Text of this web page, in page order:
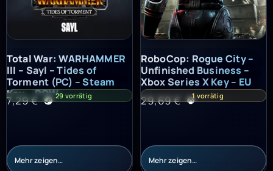
Total War: WARHAMMER III – Sayl – Tides of Torment (PC) –
Total War: WARHAMMER
III – Sayl – Tides of
Torment (PC) – Steam
Key – ROW
7,29€ 29 vorrätig
Mehr zeigen…
RoboCop: Rogue City –
RoboCop: Rogue City –
Unfinished Business –
Xbox Series X Key – EU
29,69€ 1 vorrätig
Mehr zeigen…